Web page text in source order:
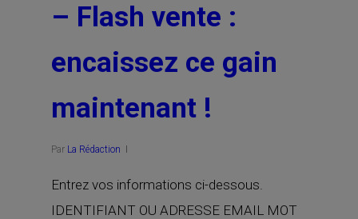
– Flash vente :
encaissez ce gain
maintenant !
Par La Rédaction
Entrez vos informations ci-dessous.
IDENTIFIANT OU ADRESSE EMAIL MOT